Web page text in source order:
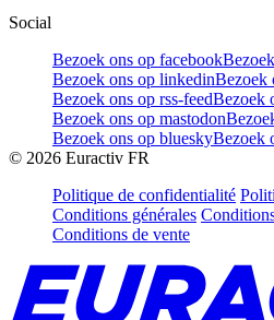
Social
Bezoek ons op facebook
Bezoek ons op linkedinBezoek
Bezoek ons op rss-feedBezoek
Bezoek ons op mastodon
Bezoek ons op blueskyBezoek
© 2026 Euractiv FR
Politique de confidentialité
Conditions générales
Conditions de vente